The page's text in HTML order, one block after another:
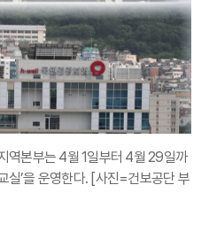
역본부는 4월 1일부터 4월 29일까
실’을 운영한다. [사진=건보공단 부